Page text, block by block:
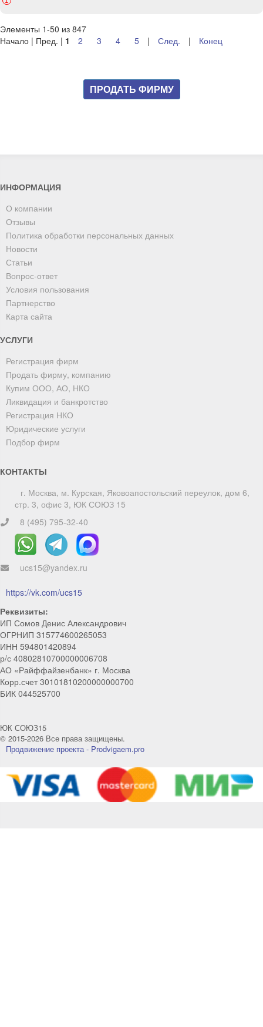
Элементы 1-50 из 847
Начало | Пред. | 1 2 3 4 5 | След. | Конец
ПРОДАТЬ ФИРМУ
ИНФОРМАЦИЯ
О компании
Отзывы
Политика обработки персональных данных
Новости
Статьи
Вопрос-ответ
Условия пользования
Партнерство
Карта сайта
УСЛУГИ
Регистрация фирм
Продать фирму, компанию
Купим ООО, АО, НКО
Ликвидация и банкротство
Регистрация НКО
Юридические услуги
Подбор фирм
КОНТАКТЫ
г. Москва, м. Курская, Яковоапостольский переулок, дом 6,
стр. 3, офис 3, ЮК СОЮЗ 15
8 (495) 795-32-40
ucs15@yandex.ru
https://vk.com/ucs15
Реквизиты:
ИП Сомов Денис Александрович
ОГРНИП 315774600265053
ИНН 594801420894
р/с 40802810700000006708
АО «Райффайзенбанк» г. Москва
Корр.счет 30101810200000000700
БИК 044525700
ЮК СОЮЗ15
© 2015-2026 Все права защищены.
Продвижение проекта - Prodvigaem.pro
Мы на связи!
Позвоните нам или свяжитесь с нами через любой
удобный мессенджер!
Telegram